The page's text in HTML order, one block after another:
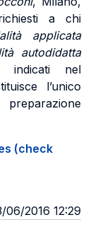
a chi
applicata
autodidatta
nel
l’unico
(check
06/2016 12:29